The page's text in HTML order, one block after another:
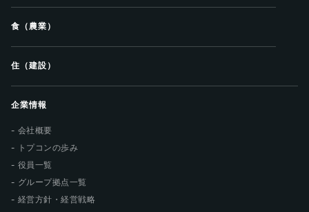
食（農業）
住（建設）
企業情報
会社概要
トプコンの歩み
役員一覧
グループ拠点一覧
経営方針・経営戦略